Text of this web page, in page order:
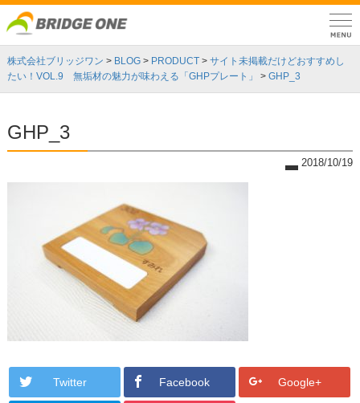
株式会社ブリッジワン > BLOG > PRODUCT > サイト未掲載だけどおすすめし
たい！VOL.9 無垢材の魅力が味わえる「GHPプレート」
> GHP_3
GHP_3
2018/10/19
Twitter Facebook Google+